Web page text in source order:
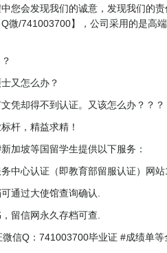
您会发现我们的诚意，发现我们的
微/741003700】，公司采用的是高
又怎么办？
凭却得不到认证。又该怎么办？？？
杆，精益求精！
加坡等国留学生提供以下服务：
中心认证（即教育部留服认证）网站
通过大使馆查询确认.
留信网永久存档可查.
信Q：741003700毕业证 #成绩单